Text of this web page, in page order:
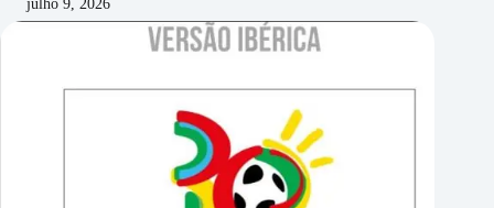
julho 9, 2026